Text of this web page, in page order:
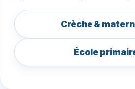
Crèche &
École